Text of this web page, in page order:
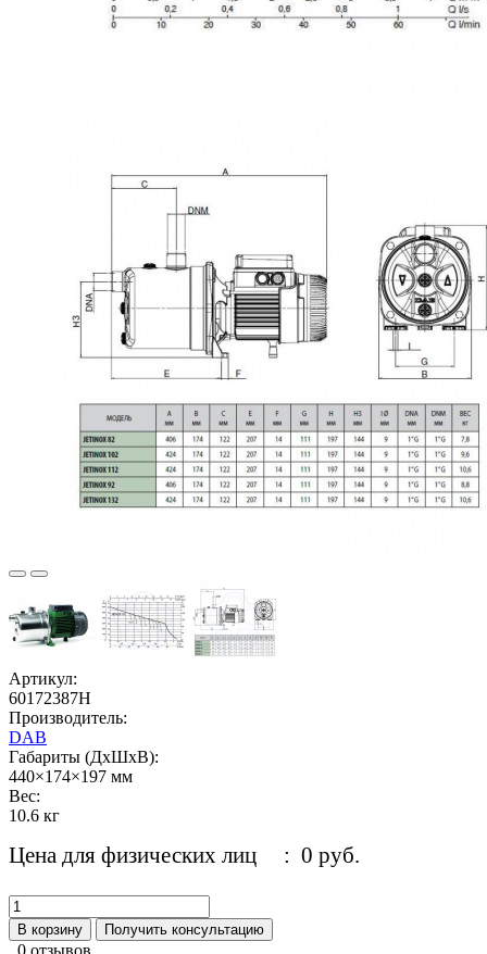
Артикул:
60172387H
Производитель:
DAB
Габариты (ДхШхВ):
440×174×197 мм
Вес:
10.6 кг
Цена для физических лиц : 0 руб.
В корзину Получить консультацию
0 отзывов